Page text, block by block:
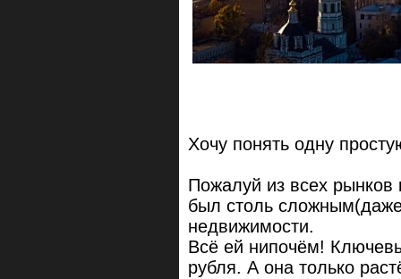
Хочу понять одну
Пожалуй из всех рынков
был столь
недвижимости.
Всё ей нипочём!
рубля. А она только